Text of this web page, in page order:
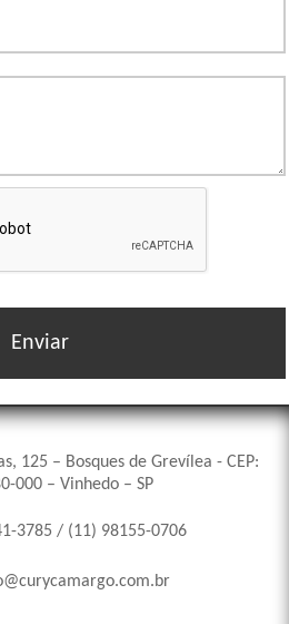
125 – Bosques de Grevílea - CEP:
000 – Vinhedo – SP
3785 / (11) 98155-0706